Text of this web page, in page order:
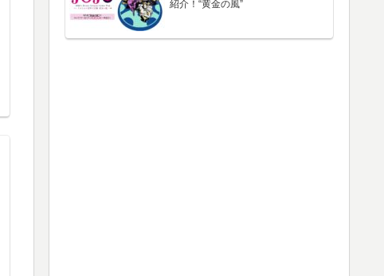
紹介！“黄金の風”